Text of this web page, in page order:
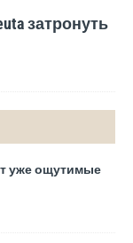
затронуть
уже ощутимые